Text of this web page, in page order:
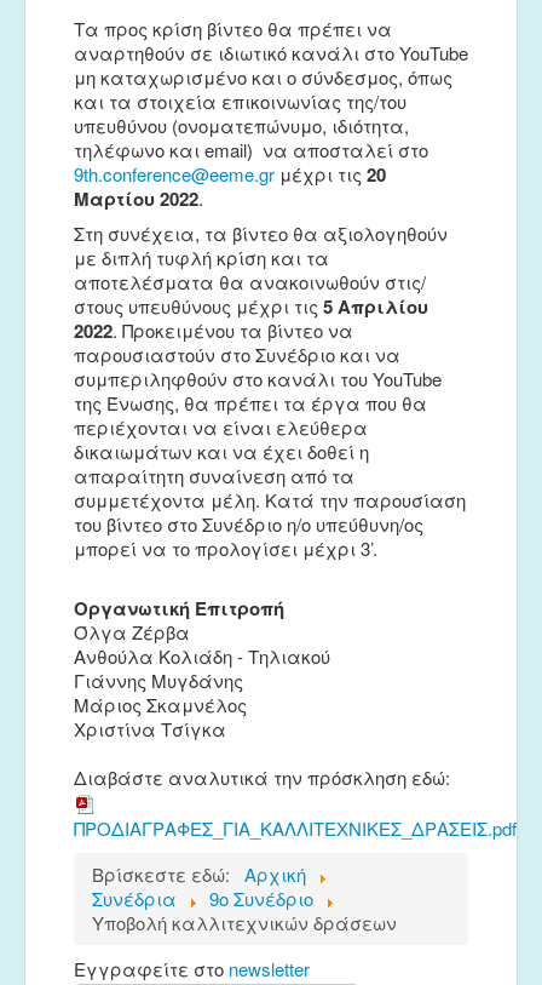
Τα προς κρίση βίντεο θα πρέπει να
αναρτηθούν σε ιδιωτικό κανάλι στο YouTube
μη καταχωρισμένο και ο σύνδεσμος, όπως
και τα στοιχεία επικοινωνίας της/του
υπευθύνου (ονοματεπώνυμο, ιδιότητα,
τηλέφωνο και email) να αποσταλεί στο
9th.conference@eeme.gr μέχρι τις 20
Μαρτίου 2022.
Στη συνέχεια, τα βίντεο θα αξιολογηθούν
με διπλή τυφλή κρίση και τα
αποτελέσματα θα ανακοινωθούν στις/
στους υπευθύνους μέχρι τις 5 Απριλίου
2022. Προκειμένου τα βίντεο να
παρουσιαστούν στο Συνέδριο και να
συμπεριληφθούν στο κανάλι του YouTube
της Ένωσης, θα πρέπει τα έργα που θα
περιέχονται να είναι ελεύθερα
δικαιωμάτων και να έχει δοθεί η
απαραίτητη συναίνεση από τα
συμμετέχοντα μέλη. Κατά την παρουσίαση
του βίντεο στο Συνέδριο η/ο υπεύθυνη/ος
μπορεί να το προλογίσει μέχρι 3’.
Οργανωτική Επιτροπή
Όλγα Ζέρβα
Ανθούλα Κολιάδη - Τηλιακού
Γιάννης Μυγδάνης
Μάριος Σκαμνέλος
Χριστίνα Τσίγκα
Διαβάστε αναλυτικά την πρόσκληση εδώ:
ΠΡΟΔΙΑΓΡΑΦΕΣ_ΓΙΑ_ΚΑΛΛΙΤΕΧΝΙΚΕΣ_ΔΡΑΣΕΙΣ.pdf
Βρίσκεστε εδώ:
Αρχική
Συνέδρια
9ο Συνέδριο
Υποβολή καλλιτεχνικών δράσεων
Εγγραφείτε στο newsletter